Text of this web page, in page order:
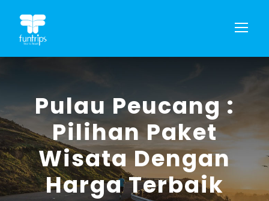
Pulau Peucang :
Pilihan Paket
Wisata Dengan
Harga Terbaik